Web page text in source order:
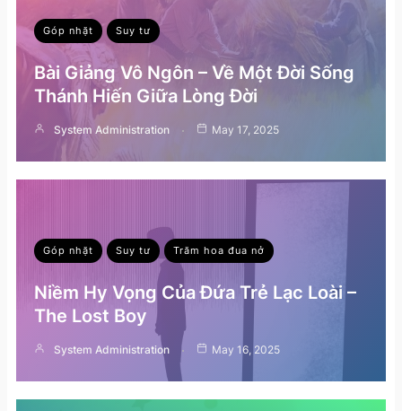
Góp nhặt Suy tư
Bài Giảng Vô Ngôn – Về Một Đời Sống
Thánh Hiến Giữa Lòng Đời
System Administration May 17, 2025
Góp nhặt Suy tư Trăm hoa đua nở
Niềm Hy Vọng Của Đứa Trẻ Lạc Loài –
The Lost Boy
System Administration May 16, 2025